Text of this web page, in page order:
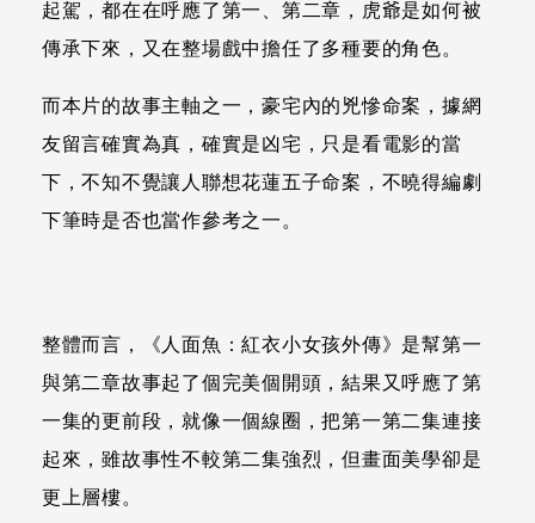
起駕，都在在呼應了第一、第二章，虎爺是如何被
傳承下來，又在整場戲中擔任了多種要的角色。
而本片的故事主軸之一，豪宅內的兇慘命案，據網
友留言確實為真，確實是凶宅，只是看電影的當
下，不知不覺讓人聯想花蓮五子命案，不曉得編劇
下筆時是否也當作參考之一。
整體而言，《人面魚：紅衣小女孩外傳》是幫第一
與第二章故事起了個完美個開頭，結果又呼應了第
一集的更前段，就像一個線圈，把第一第二集連接
起來，雖故事性不較第二集強烈，但畫面美學卻是
更上層樓。